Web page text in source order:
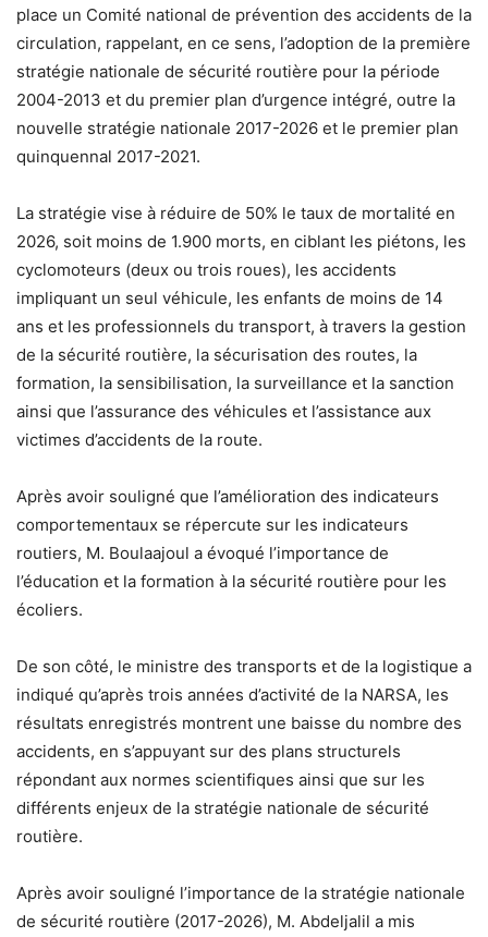
place un Comité national de prévention des accidents de la
circulation, rappelant, en ce sens, l’adoption de la première
stratégie nationale de sécurité routière pour la période
2004-2013 et du premier plan d’urgence intégré, outre la
nouvelle stratégie nationale 2017-2026 et le premier plan
quinquennal 2017-2021.
La stratégie vise à réduire de 50% le taux de mortalité en
2026, soit moins de 1.900 morts, en ciblant les piétons, les
cyclomoteurs (deux ou trois roues), les accidents
impliquant un seul véhicule, les enfants de moins de 14
ans et les professionnels du transport, à travers la gestion
de la sécurité routière, la sécurisation des routes, la
formation, la sensibilisation, la surveillance et la sanction
ainsi que l’assurance des véhicules et l’assistance aux
victimes d’accidents de la route.
Après avoir souligné que l’amélioration des indicateurs
comportementaux se répercute sur les indicateurs
routiers, M. Boulaajoul a évoqué l’importance de
l’éducation et la formation à la sécurité routière pour les
écoliers.
De son côté, le ministre des transports et de la logistique a
indiqué qu’après trois années d’activité de la NARSA, les
résultats enregistrés montrent une baisse du nombre des
accidents, en s’appuyant sur des plans structurels
répondant aux normes scientifiques ainsi que sur les
différents enjeux de la stratégie nationale de sécurité
routière.
Après avoir souligné l’importance de la stratégie nationale
de sécurité routière (2017-2026), M. Abdeljalil a mis